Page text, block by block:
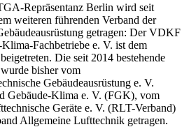
Repräsentanz Berlin wird seit
weiteren führenden Verband der
getragen: Der VDKF
Fachbetriebe e. V. ist dem
Die seit 2014 bestehende
bisher vom
Gebäudeausrüstung e. V.
Gebäude-Klima e. V. (FGK), vom
Geräte e. V. (RLT-Verband)
Allgemeine Lufttechnik getragen.